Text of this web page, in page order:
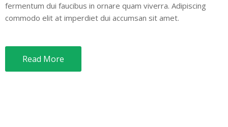
fermentum dui faucibus in ornare quam viverra. Adipiscing
commodo elit at imperdiet dui accumsan sit amet.
Read More